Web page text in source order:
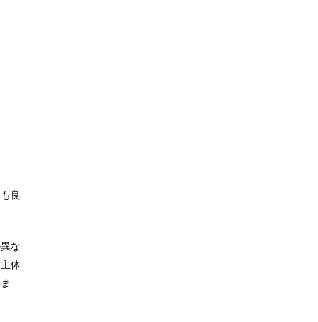
良
な
体